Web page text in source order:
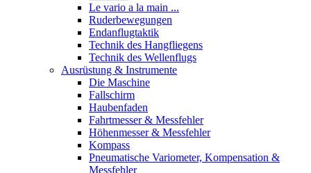
Le vario a la main ...
Ruderbewegungen
Endanflugtaktik
Technik des Hangfliegens
Technik des Wellenflugs
Ausrüstung & Instrumente
Die Maschine
Fallschirm
Haubenfaden
Fahrtmesser & Messfehler
Höhenmesser & Messfehler
Kompass
Pneumatische Variometer, Kompensation &
Messfehler